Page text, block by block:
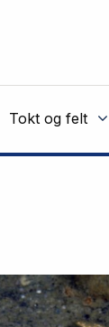
Tokt og felt